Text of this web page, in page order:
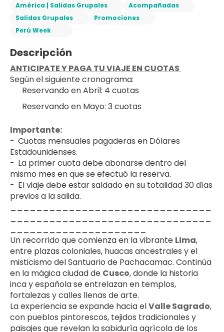
América | Salidas Grupales
Acompañadas
Salidas Grupales
Promociones
Perú Week
Descripción
ANTICIPATE Y PAGA TU VIAJE EN CUOTAS
Según el siguiente cronograma:
Reservando en Abril: 4 cuotas
Reservando en Mayo: 3 cuotas
Importante:
-	Cuotas mensuales pagaderas en Dólares
Estadounidenses.
-	La primer cuota debe abonarse dentro del
mismo mes en que se efectuó la reserva.
-	El viaje debe estar saldado en su totalidad 30 días
previos a la salida.
Un recorrido que comienza en la vibrante Lima,
entre plazas coloniales, huacas ancestrales y el
misticismo del Santuario de Pachacamac. Continúa
en la mágica ciudad de Cusco, donde la historia
inca y española se entrelazan en templos,
fortalezas y calles llenas de arte.
La experiencia se expande hacia el Valle Sagrado,
con pueblos pintorescos, tejidos tradicionales y
paisajes que revelan la sabiduría agrícola de los